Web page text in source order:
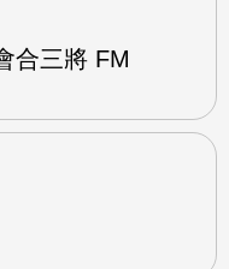
合三將 FM